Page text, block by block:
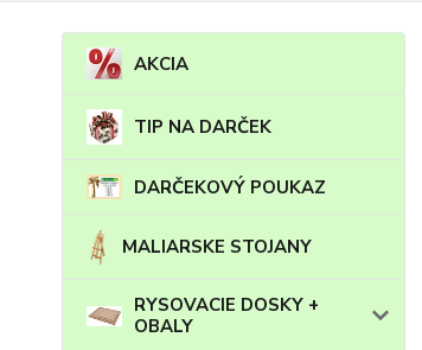
AKCIA
TIP NA DARČEK
DARČEKOVÝ POUKAZ
MALIARSKE STOJANY
RYSOVACIE DOSKY +
OBALY